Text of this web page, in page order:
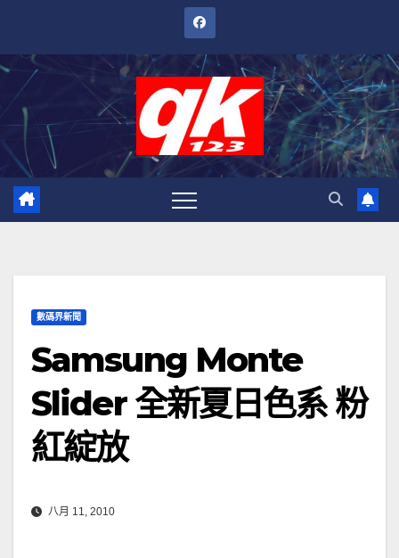
內
數碼界新聞
Samsung Monte
Slider 全新夏日色系 粉
紅綻放
八月 11, 2010